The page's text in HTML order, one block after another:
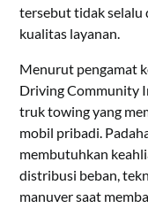
tersebut tidak selalu
kualitas layanan.
Menurut pengamat
Driving Community
truk towing yang
mobil pribadi.
membutuhkan
distribusi beban,
manuver saat